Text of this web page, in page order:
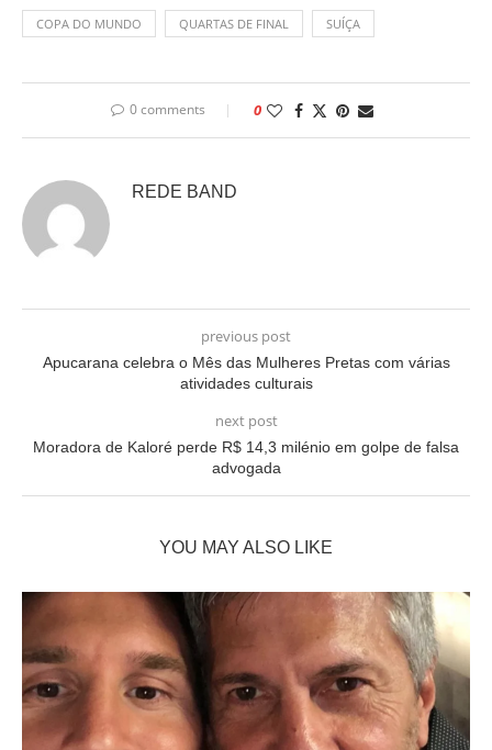
COPA DO MUNDO QUARTAS DE FINAL SUÍÇA
0 comments 0
REDE BAND
previous post
Apucarana celebra o Mês das Mulheres Pretas com várias
atividades culturais
next post
Moradora de Kaloré perde R$ 14,3 milénio em golpe de falsa
advogada
YOU MAY ALSO LIKE